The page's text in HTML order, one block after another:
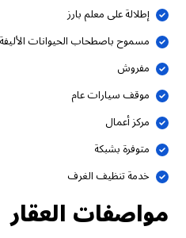
إطلالة على معلم بارز
مسموح باصطحاب الحيوانات الأليفة
مفروش
موقف سيارات عام
مركز أعمال
متوفرة بشبكة
خدمة تنظيف الغرف
مواصفات العقار